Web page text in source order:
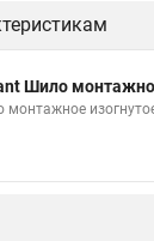
Шило
монтажное